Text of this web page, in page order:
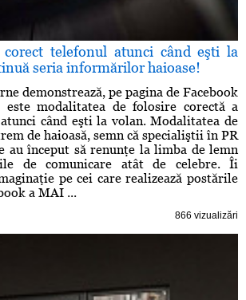
telefonul atunci când eşti la
seria informărilor haioase!
demonstrează, pe pagina de Facebook
modalitatea de folosire corectă a
când eşti la volan. Modalitatea de
de haioasă, semn că specialiştii în PR
au început să renunţe la limba de lemn
de comunicare atât de celebre. Îi
pe cei care realizează postările
a MAI ...
866 vizualizări